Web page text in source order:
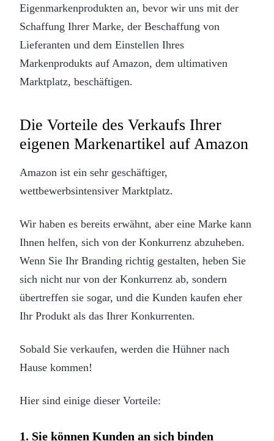
Eigenmarkenprodukten an, bevor wir uns mit der
Schaffung Ihrer Marke, der Beschaffung von
Lieferanten und dem Einstellen Ihres
Markenprodukts auf Amazon, dem ultimativen
Marktplatz, beschäftigen.
Die Vorteile des Verkaufs Ihrer
eigenen Markenartikel auf Amazon
Amazon ist ein sehr geschäftiger,
wettbewerbsintensiver Marktplatz.
Wir haben es bereits erwähnt, aber eine Marke kann
Ihnen helfen, sich von der Konkurrenz abzuheben.
Wenn Sie Ihr Branding richtig gestalten, heben Sie
sich nicht nur von der Konkurrenz ab, sondern
übertreffen sie sogar, und die Kunden kaufen eher
Ihr Produkt als das Ihrer Konkurrenten.
Sobald Sie verkaufen, werden die Hühner nach
Hause kommen!
Hier sind einige dieser Vorteile:
1. Sie können Kunden an sich binden